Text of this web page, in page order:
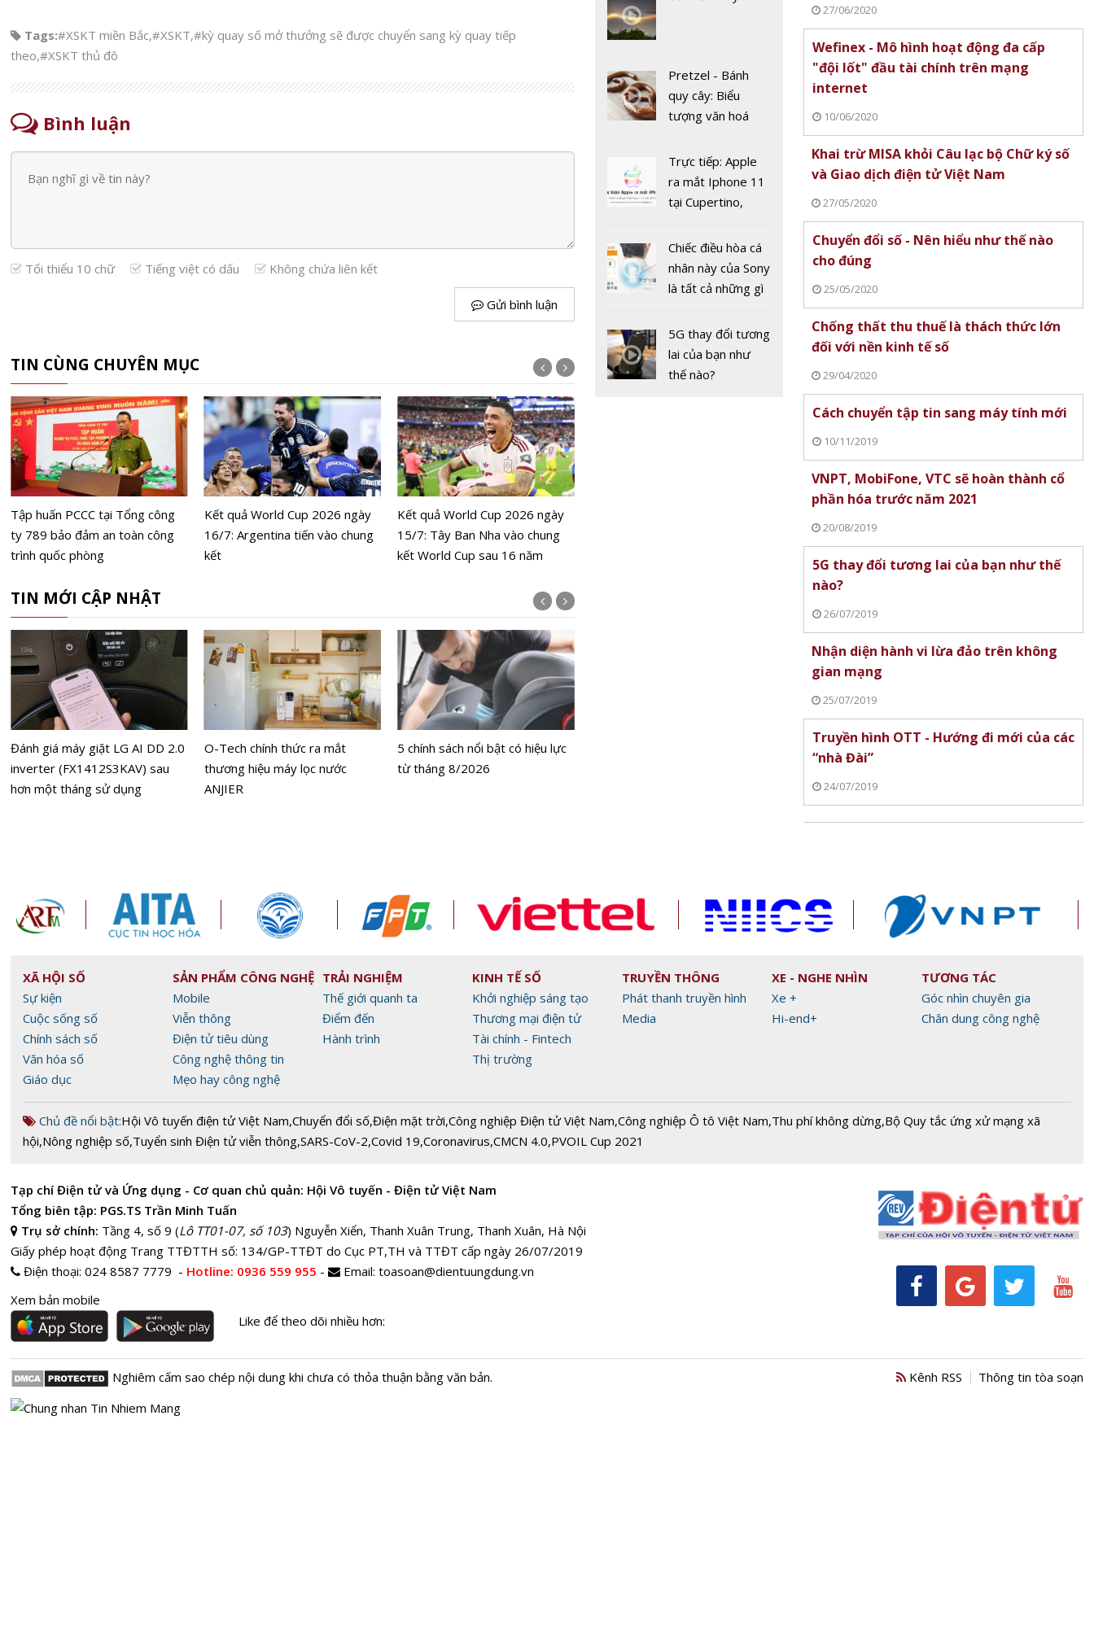
Tags:#XSKT miền Bắc,#XSKT,#kỳ quay số mở thưởng sẽ được chuyển sang kỳ quay tiếp
theo,#XSKT thủ đô
Bình luận
Tối thiểu 10 chữ Tiếng việt có dấu Không chứa liên kết
Gửi bình luận
TIN CÙNG CHUYÊN MỤC
Tập huấn PCCC tại Tổng công
ty 789 bảo đảm an toàn công
trình quốc phòng
Kết quả World Cup 2026 ngày
16/7: Argentina tiến vào chung
kết
Kết quả World Cup 2026 ngày
15/7: Tây Ban Nha vào chung
kết World Cup sau 16 năm
Lịch World Cup 2026 ngày 1/7:
Pháp, Anh, Mexico và Na Uy
chấn
TIN MỚI CẬP NHẬT
Đánh giá máy giặt LG AI DD 2.0
inverter (FX1412S3KAV) sau
hơn một tháng sử dụng
O-Tech chính thức ra mắt
thương hiệu máy lọc nước
ANJIER
5 chính sách nổi bật có hiệu lực
từ tháng 8/2026
Xiaomi ra mắt REDMI 17 Series
chính thức ra mắt, giá từ 5,5
triệu đồng
tương lai xuất khẩu
Bị World Bank
cấm dự thầu 7
năm, công ty Sao
nhận sai sót
Pretzel - Bánh
quy cây: Biểu
tượng văn hoá
tranh cãi về nguồn
gốc
Trực tiếp: Apple
ra mắt Iphone 11
tại Cupertino,
Chiếc điều hòa cá
nhân này của Sony
là tất cả những gì
sót qua mùa hè
nóng nực
5G thay đổi tương
lai của bạn như
thế nào?
27/06/2020
Wefinex - Mô hình hoạt động đa cấp
"đội lốt" đầu tài chính trên mạng
internet
10/06/2020
Khai trừ MISA khỏi Câu lạc bộ Chữ ký số
và Giao dịch điện tử Việt Nam
27/05/2020
Chuyển đổi số - Nên hiểu như thế nào
cho đúng
25/05/2020
Chống thất thu thuế là thách thức lớn
đối với nền kinh tế số
29/04/2020
Cách chuyển tập tin sang máy tính mới
10/11/2019
VNPT, MobiFone, VTC sẽ hoàn thành cổ
phần hóa trước năm 2021
20/08/2019
5G thay đổi tương lai của bạn như thế
nào?
26/07/2019
Nhận diện hành vi lừa đảo trên không
gian mạng
25/07/2019
Truyền hình OTT - Hướng đi mới của các
“nhà Đài”
24/07/2019
XÃ HỘI SỐ
Sự kiện
Cuộc sống số
Chính sách số
Văn hóa số
Giáo dục
SẢN PHẨM CÔNG NGHỆ
Mobile
Viễn thông
Điện tử tiêu dùng
Công nghệ thông tin
Mẹo hay công nghệ
TRẢI NGHIỆM
Thế giới quanh ta
Điểm đến
Hành trình
KINH TẾ SỐ
Khởi nghiệp sáng tạo
Thương mại điện tử
Tài chính - Fintech
Thị trường
TRUYỀN THÔNG
Phát thanh truyền hình
Media
XE - NGHE NHÌN
Xe +
Hi-end+
TƯƠNG TÁC
Góc nhìn chuyên gia
Chân dung công nghệ
Chủ đề nổi bật:Hội Vô tuyến điện tử Việt Nam,Chuyển đổi số,Điện mặt trời,Công nghiệp Điện tử Việt Nam,Công nghiệp Ô tô Việt Nam,Thu phí không dừng,Bộ Quy tắc ứng xử mạng xã
hội,Nông nghiệp số,Tuyển sinh Điện tử viễn thông,SARS-CoV-2,Covid 19,Coronavirus,CMCN 4.0,PVOIL Cup 2021
Tạp chí Điện tử và Ứng dụng - Cơ quan chủ quản: Hội Vô tuyến - Điện tử Việt Nam
Tổng biên tập: PGS.TS Trần Minh Tuấn
Trụ sở chính: Tầng 4, số 9 (Lô TT01-07, số 103) Nguyễn Xiển, Thanh Xuân Trung, Thanh Xuân, Hà Nội
Giấy phép hoạt động Trang TTĐTTH số: 134/GP-TTĐT do Cục PT,TH và TTĐT cấp ngày 26/07/2019
Điện thoại: 024 8587 7779 - Hotline: 0936 559 955 - Email: toasoan@dientuungdung.vn
Xem bản mobile
Like để theo dõi nhiều hơn:
Nghiêm cấm sao chép nội dung khi chưa có thỏa thuận bằng văn bản. Kênh RSS Thông tin tòa soạn